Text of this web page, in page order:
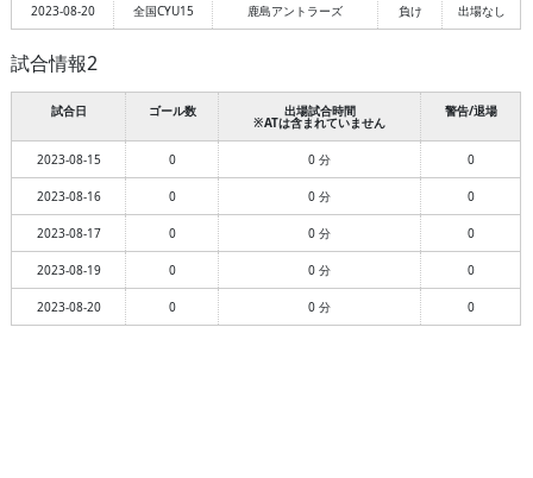
2023-08-20 全国CYU15 鹿島アントラーズ 負け 出場なし
試合情報2
試合日 ゴール数 出場試合時間
※ATは含まれていません
警告/退場
2023-08-15 0 0 分 0
2023-08-16 0 0 分 0
2023-08-17 0 0 分 0
2023-08-19 0 0 分 0
2023-08-20 0 0 分 0